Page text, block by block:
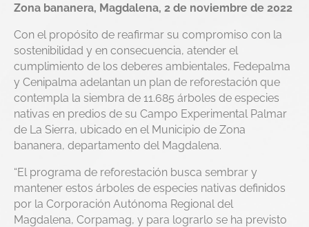
Zona bananera, Magdalena, 2 de noviembre de 2022
Con el propósito de reafirmar su compromiso con la
sostenibilidad y en consecuencia, atender el
cumplimiento de los deberes ambientales, Fedepalma
y Cenipalma adelantan un plan de reforestación que
contempla la siembra de 11.685 árboles de especies
nativas en predios de su Campo Experimental Palmar
de La Sierra, ubicado en el Municipio de Zona
bananera, departamento del Magdalena.
“El programa de reforestación busca sembrar y
mantener estos árboles de especies nativas definidos
por la Corporación Autónoma Regional del
Magdalena, Corpamag, y para lograrlo se ha previsto